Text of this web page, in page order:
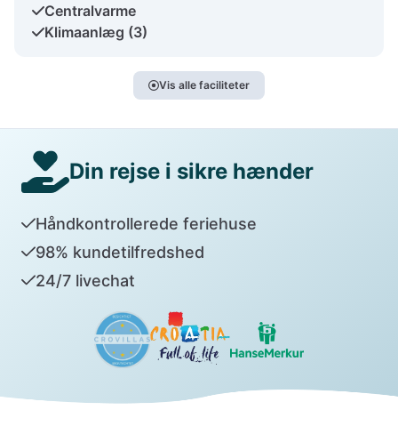
Centralvarme
Klimaanlæg (3)
Vis alle faciliteter
Din rejse i sikre hænder
Håndkontrollerede feriehuse
98% kundetilfredshed
24/7 livechat